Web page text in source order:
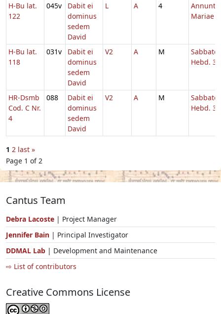
H-Bu lat.
122
045v
Dabit ei
dominus
sedem
David
L A 4
Mariae
H-Bu lat.
118
031v
Dabit ei
dominus
sedem
David
V2 A M
Sabbato
Hebd. 3
HR-Dsmb
Cod. C Nr.
4
088
Dabit ei
dominus
sedem
David
V2 A M
Sabbato
Hebd. 3
1 2 last »
Page 1 of 2
Cantus Team
Debra Lacoste | Project Manager
Jennifer Bain | Principal Investigator
DDMAL Lab | Development and Maintenance
⇨ List of contributors
Creative Commons License